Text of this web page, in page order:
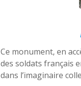
Ce monument, en
des soldats français
dans l’imaginaire